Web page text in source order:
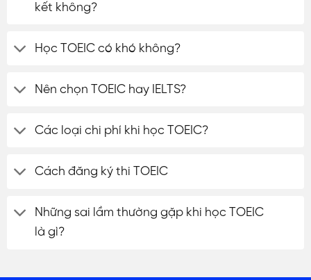
kết không?
Học TOEIC có khó không?
Nên chọn TOEIC hay IELTS?
Các loại chi phí khi học TOEIC?
Cách đăng ký thi TOEIC
Những sai lầm thường gặp khi học TOEIC
là gì?